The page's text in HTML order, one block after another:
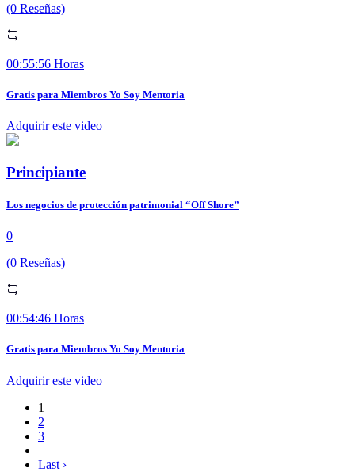
(0 Reseñas)
00:55:56 Horas
Gratis para Miembros Yo Soy Mentoria
Adquirir este video
Principiante
Los negocios de protección patrimonial “Off Shore”
0
(0 Reseñas)
00:54:46 Horas
Gratis para Miembros Yo Soy Mentoria
Adquirir este video
1
2
3
Last ›